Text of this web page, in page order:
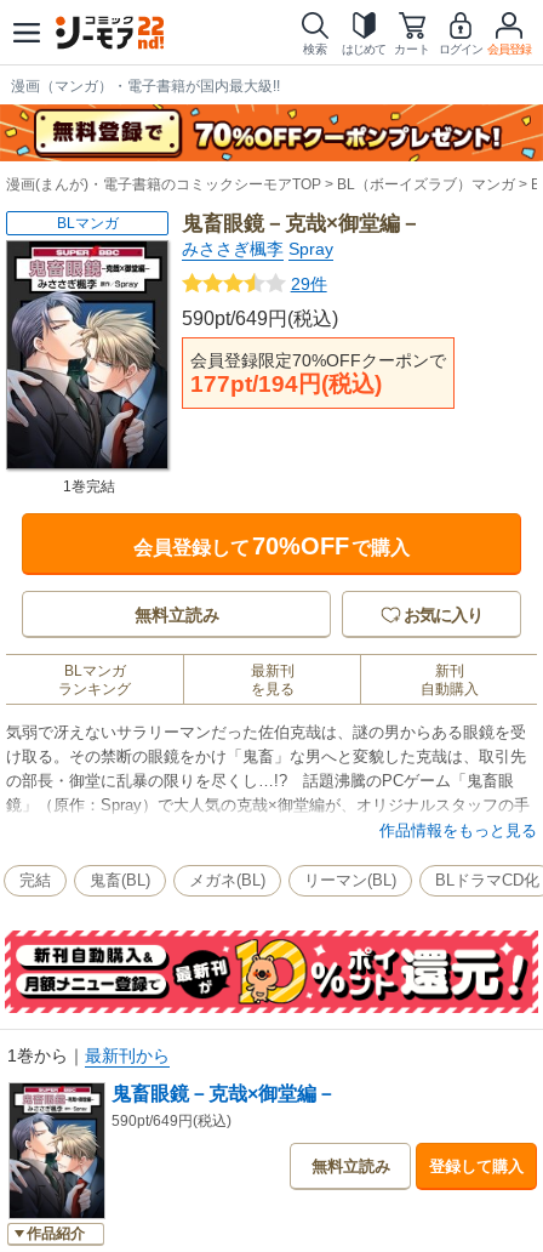
検索 はじめて カート ログイン 会員登録
漫画（マンガ）・電子書籍が国内最大級!!
漫画(まんが)・電子書籍のコミックシーモアTOP BL（ボーイズラブ）マンガ
鬼畜眼鏡－克哉×御堂編－
みささぎ楓李 Spray
29件
590pt/649円(税込)
会員登録限定70%OFFクーポンで
177pt/194円(税込)
BLマンガ
1巻完結
会員登録して70%OFFで購入
無料立読み お気に入り
BLマンガ
ランキング
最新刊
を見る
新刊
自動購入
気弱で冴えないサラリーマンだった佐伯克哉は、謎の男からある眼鏡を受
け取る。その禁断の眼鏡をかけ「鬼畜」な男へと変貌した克哉は、取引先
の部長・御堂に乱暴の限りを尽くし…!? 話題沸騰のPCゲーム「鬼畜眼
鏡」（原作：Spray）で大人気の克哉×御堂編が、オリジナルスタッフの手
によって待望のコミックス化!! 漫画版だけの甘く鬼畜な後日談もそのまま
作品情報をもっと見る
完結 鬼畜(BL) メガネ(BL) リーマン(BL) BLドラマCD化
1巻から ｜ 最新刊から
作品紹介
鬼畜眼鏡－克哉×御堂編－
590pt/649円(税込)
無料立読み 登録して購入